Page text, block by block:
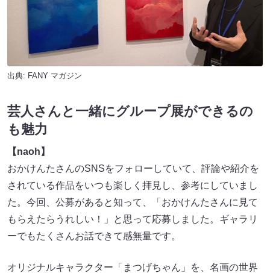
出典: FANY マガジン
芸人さんと一緒にグループ展ができるの
も魅力
【naoh】
おかけんたさんのSNSをフォローしていて、評論や紹介を
されている作品をいつも楽しく拝見し、参考にしていまし
た。今回、公募があると知って、「おかけんたさんに見て
もらえたらうれしい！」と思って応募しました。ギャラリ
ーでもたくさんお話できて感無量です。
オリジナルキャラクター「まつげちゃん」を、名画の世界